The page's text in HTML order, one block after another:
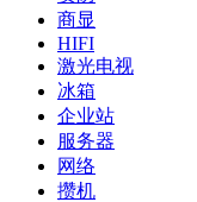
商显
HIFI
激光电视
冰箱
企业站
服务器
网络
攒机